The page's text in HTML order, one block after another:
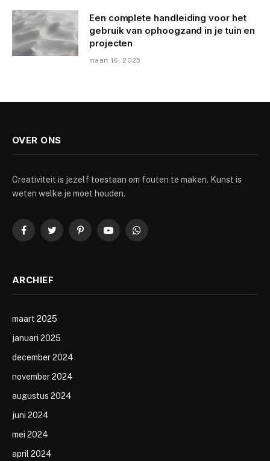
Een complete handleiding voor het
gebruik van ophoogzand in je tuin en
projecten
maart 16, 2025
OVER ONS
Creativiteit is jezelf toestaan om fouten te maken. Kunst is
weten welke je moet houden.
FacebookTwitterPinterestYouTubeWhatsApp
ARCHIEF
maart 2025
januari 2025
december 2024
november 2024
augustus 2024
juni 2024
mei 2024
april 2024